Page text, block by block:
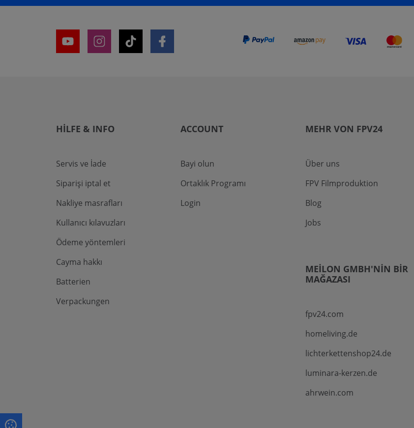
HILFE & INFO
Servis ve İade
Siparişi iptal et
Nakliye masrafları
Kullanıcı kılavuzları
Ödeme yöntemleri
Cayma hakkı
Batterien
Verpackungen
ACCOUNT
Bayi olun
Ortaklık Programı
Login
MEHR VON FPV24
Über uns
FPV Filmproduktion
Blog
Jobs
MEILON GMBH'NIN BIR
MAĞAZASI
fpv24.com
homeliving.de
lichterkettenshop24.de
luminara-kerzen.de
ahrwein.com